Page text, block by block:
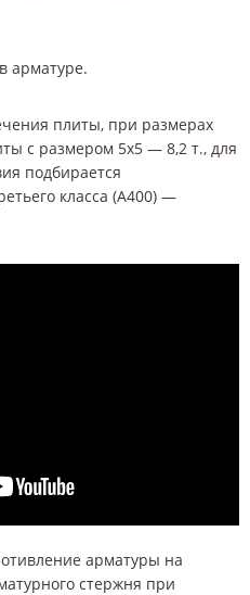
арматуре.
плиты, при размерах
с размером 5х5 — 8,2 т., для
подбирается
класса (А400) —
арматуры на
стержня при